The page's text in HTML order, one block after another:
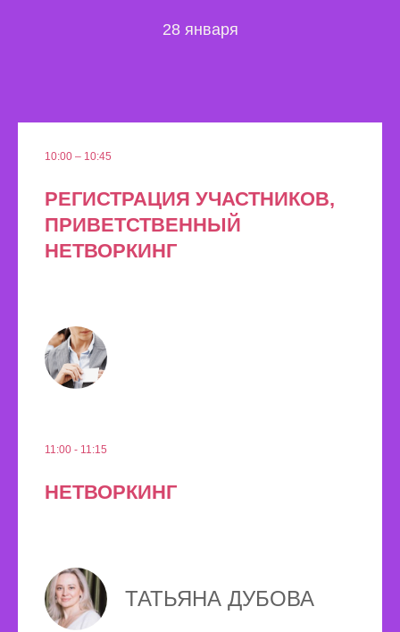
28 января
10:00 – 10:45
РЕГИСТРАЦИЯ УЧАСТНИКОВ,
ПРИВЕТСТВЕННЫЙ
НЕТВОРКИНГ
11:00 - 11:15
НЕТВОРКИНГ
ТАТЬЯНА ДУБОВА